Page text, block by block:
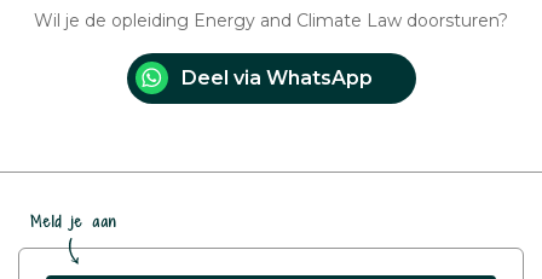
Wil je de opleiding Energy and Climate Law doorsturen?
Deel via WhatsApp
Meld je aan